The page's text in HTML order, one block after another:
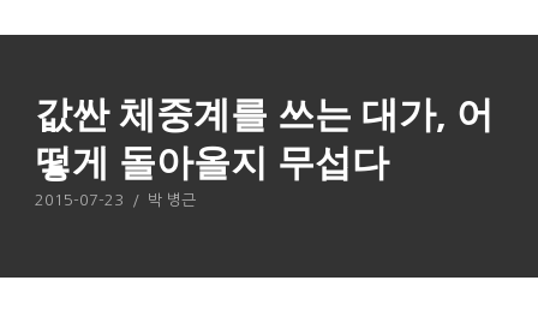
값싼 체중계를 쓰는 대가, 어
떻게 돌아올지 무섭다
2015-07-23 / 박 병근